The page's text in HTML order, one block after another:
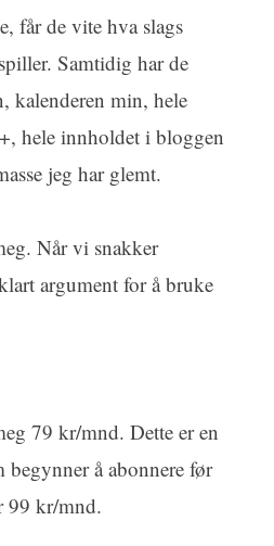
får de vite hva slags
Samtidig har de
kalenderen min, hele
hele innholdet i bloggen
jeg har glemt.
Når vi snakker
argument for å bruke
79 kr/mnd. Dette er en
å abonnere før
99 kr/mnd.